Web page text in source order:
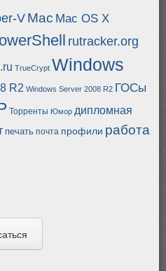
VMac Mac OS X
rutracker.org
TrueCrypt Windows
R2 Windows Server 2008 R2 ГОСы
Торренты Юмор дипломная
печать почта профили работа